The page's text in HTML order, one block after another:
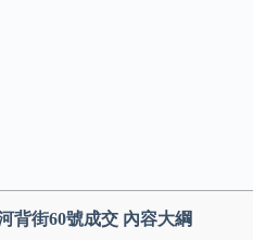
背街60號成交 內容大綱